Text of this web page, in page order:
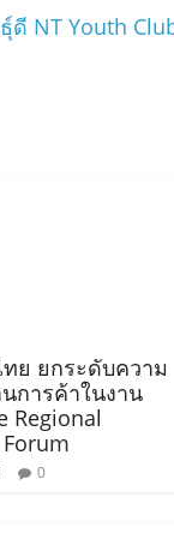
ดี NT Youth
ทย ยกระดับความ
การค้าในงาน
Regional
0